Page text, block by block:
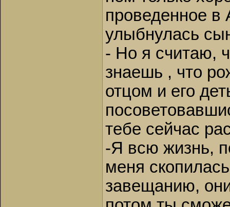
проведенное в
улыбнулась
- Но я считаю,
знаешь , что
отцом и его
тебе сейчас
-Я всю жизнь,
меня
завещанию,